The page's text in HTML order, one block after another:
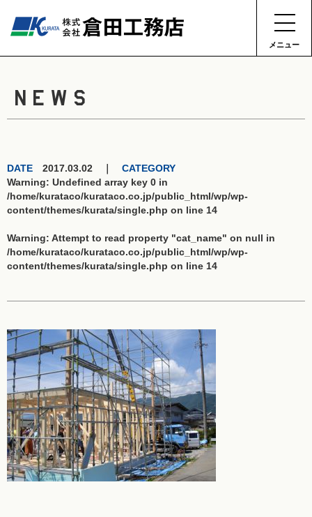
メニュー
NEWS
DATE 2017.03.02 ｜ CATEGORY
Warning: Undefined array key 0 in
/home/kurataco/kurataco.co.jp/public_html/wp/wp-
content/themes/kurata/single.php on line 14
Warning: Attempt to read property "cat_name" on null in
/home/kurataco/kurataco.co.jp/public_html/wp/wp-
content/themes/kurata/single.php on line 14